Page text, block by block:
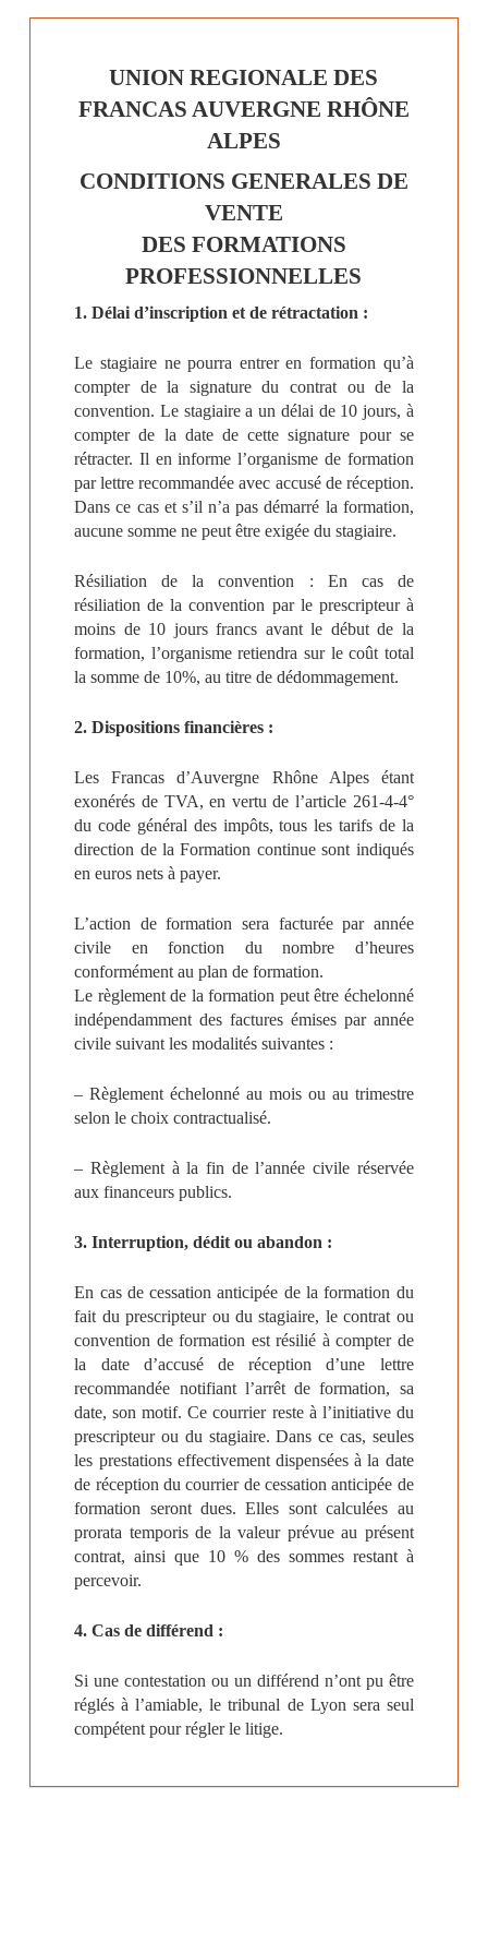
UNION REGIONALE DES
FRANCAS AUVERGNE RHÔNE
ALPES
CONDITIONS GENERALES DE
VENTE
DES FORMATIONS
PROFESSIONNELLES
1. Délai d’inscription et de rétractation :
Le stagiaire ne pourra entrer en formation qu’à
compter de la signature du contrat ou de la
convention. Le stagiaire a un délai de 10 jours, à
compter de la date de cette signature pour se
rétracter. Il en informe l’organisme de formation
par lettre recommandée avec accusé de réception.
Dans ce cas et s’il n’a pas démarré la formation,
aucune somme ne peut être exigée du stagiaire.
Résiliation de la convention : En cas de
résiliation de la convention par le prescripteur à
moins de 10 jours francs avant le début de la
formation, l’organisme retiendra sur le coût total
la somme de 10%, au titre de dédommagement.
2. Dispositions financières :
Les Francas d’Auvergne Rhône Alpes étant
exonérés de TVA, en vertu de l’article 261-4-4°
du code général des impôts, tous les tarifs de la
direction de la Formation continue sont indiqués
en euros nets à payer.
L’action de formation sera facturée par année
civile en fonction du nombre d’heures
conformément au plan de formation.
Le règlement de la formation peut être échelonné
indépendamment des factures émises par année
civile suivant les modalités suivantes :
– Règlement échelonné au mois ou au trimestre
selon le choix contractualisé.
– Règlement à la fin de l’année civile réservée
aux financeurs publics.
3. Interruption, dédit ou abandon :
En cas de cessation anticipée de la formation du
fait du prescripteur ou du stagiaire, le contrat ou
convention de formation est résilié à compter de
la date d’accusé de réception d’une lettre
recommandée notifiant l’arrêt de formation, sa
date, son motif. Ce courrier reste à l’initiative du
prescripteur ou du stagiaire. Dans ce cas, seules
les prestations effectivement dispensées à la date
de réception du courrier de cessation anticipée de
formation seront dues. Elles sont calculées au
prorata temporis de la valeur prévue au présent
contrat, ainsi que 10 % des sommes restant à
percevoir.
4. Cas de différend :
Si une contestation ou un différend n’ont pu être
réglés à l’amiable, le tribunal de Lyon sera seul
compétent pour régler le litige.